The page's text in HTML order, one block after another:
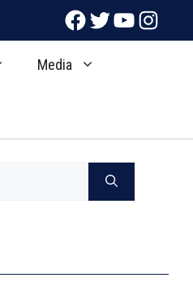
Facebook
Twitter
YouTube
Media